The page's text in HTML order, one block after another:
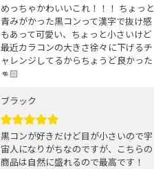
めっちゃかわいいこれ！！！ ちょっと
青みがかった黒コンって漢字で抜け感
もあって可愛い、ちょっと小さいけど
最近カラコンの大きさ徐々に下げるチ
ャレンジしてるからちょうど良かった
👊🏻
ブラック
黒コンが好きだけど目が小さいので宇
宙人になりがちなのですが、こちらの
商品は自然に盛れるので最高です！